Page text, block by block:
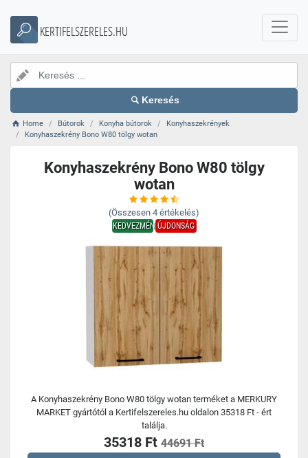
KERTIFELSZERELES.HU
Keresés
Home Bútorok Konyha bútorok
Konyhaszekrények
Konyhaszekrény Bono W80 tölgy wotan
Konyhaszekrény Bono W80 tölgy
wotan
(Összesen 4 értékelés)
KEDVEZMÉNYÚJDONSÁG
A Konyhaszekrény Bono W80 tölgy wotan terméket a MERKURY
MARKET gyártótól a Kertifelszereles.hu oldalon 35318 Ft - ért
találja.
35318 Ft 44691 Ft